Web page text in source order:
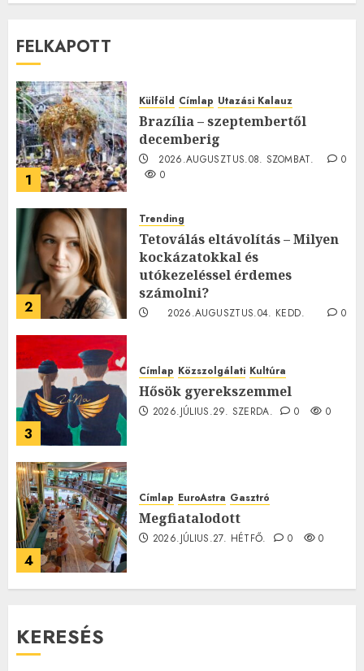
FELKAPOTT
1
Külföld Címlap Utazási Kalauz
Brazília – szeptembertől
decemberig
2026.AUGUSZTUS.08. SZOMBAT.
0
0
2
Trending
Tetoválás eltávolítás – Milyen
kockázatokkal és
utókezeléssel érdemes
számolni?
2026.AUGUSZTUS.04. KEDD.
0
3
Címlap Közszolgálati Kultúra
Hősök gyerekszemmel
2026.JÚLIUS.29. SZERDA. 0 0
4
Címlap EuroAstra Gasztró
Megfiatalodott
2026.JÚLIUS.27. HÉTFŐ. 0 0
KERESÉS